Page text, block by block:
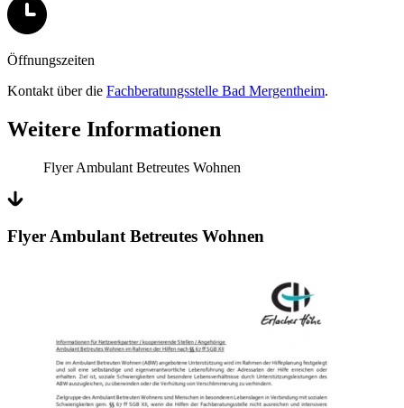
Öffnungszeiten
Kontakt über die Fachberatungsstelle Bad Mergentheim.
Weitere Informationen
Flyer Ambulant Betreutes Wohnen
Flyer Ambulant Betreutes Wohnen